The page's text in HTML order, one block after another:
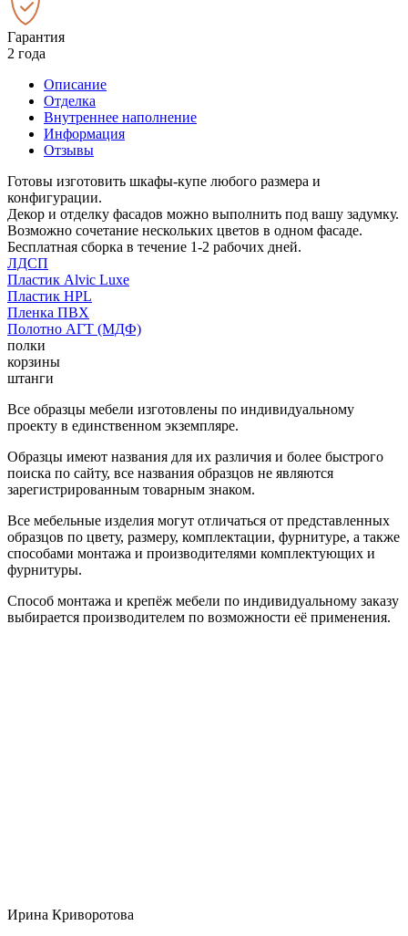
Гарантия
2 года
Описание
Отделка
Внутреннее наполнение
Информация
Отзывы
Готовы изготовить шкафы-купе любого размера и
конфигурации.
Декор и отделку фасадов можно выполнить под вашу задумку.
Возможно сочетание нескольких цветов в одном фасаде.
Бесплатная сборка в течение 1-2 рабочих дней.
ЛДСП
Пластик Alvic Luxe
Пластик HPL
Пленка ПВХ
Полотно АГТ (МДФ)
полки
корзины
штанги
Все образцы мебели изготовлены по индивидуальному
проекту в единственном экземпляре.
Образцы имеют названия для их различия и более быстрого
поиска по сайту, все названия образцов не являются
зарегистрированным товарным знаком.
Все мебельные изделия могут отличаться от представленных
образцов по цвету, размеру, комплектации, фурнитуре, а также
способами монтажа и производителями комплектующих и
фурнитуры.
Способ монтажа и крепёж мебели по индивидуальному заказу
выбирается производителем по возможности её применения.
Ирина Криворотова